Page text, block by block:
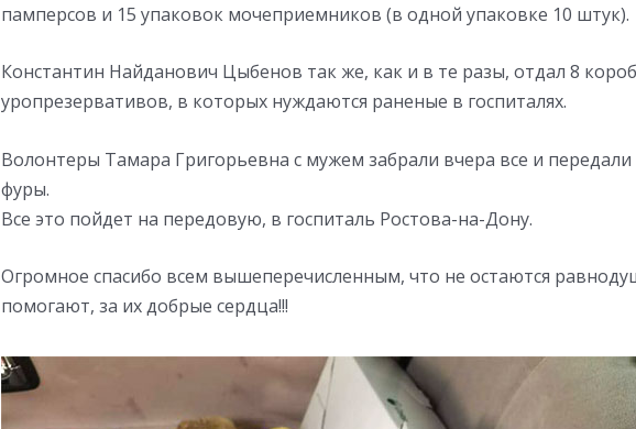
памперсов и 15 упаковок мочеприемников (в одной упаковке 10 штук).
Константин Найданович Цыбенов так же, как и в те разы, отдал 8
уропрезервативов, в которых нуждаются раненые в госпиталях.
Волонтеры Тамара Григорьевна с мужем забрали вчера все и передали
фуры.
Все это пойдет на передовую, в госпиталь Ростова-на-Дону.
Огромное спасибо всем вышеперечисленным, что не остаются
помогают, за их добрые сердца!!!